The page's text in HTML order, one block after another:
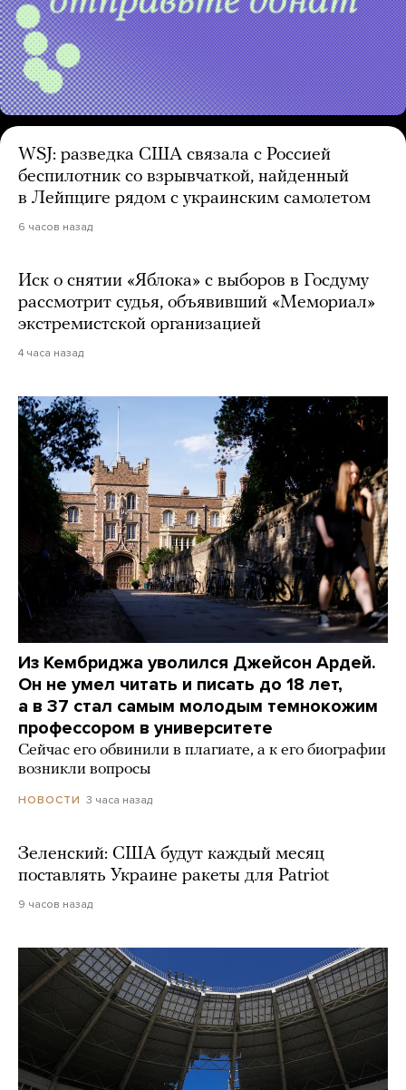
WSJ: разведка США связала с Россией
беспилотник со взрывчаткой, найденный
в Лейпциге рядом с украинским самолетом
6 часов назад
Иск о снятии «Яблока» с выборов в Госдуму
рассмотрит судья, объявивший «Мемориал»
экстремистской организацией
4 часа назад
Из Кембриджа уволился Джейсон Ардей.
Он не умел читать и писать до 18 лет,
а в 37 стал самым молодым темнокожим
профессором в университете
Сейчас его обвинили в плагиате, а к его биографии
возникли вопросы
НОВОСТИ 3 часа назад
Зеленский: США будут каждый месяц
поставлять Украине ракеты для Patriot
9 часов назад